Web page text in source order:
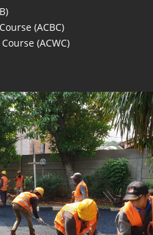
(ACBC)
(ACWC)